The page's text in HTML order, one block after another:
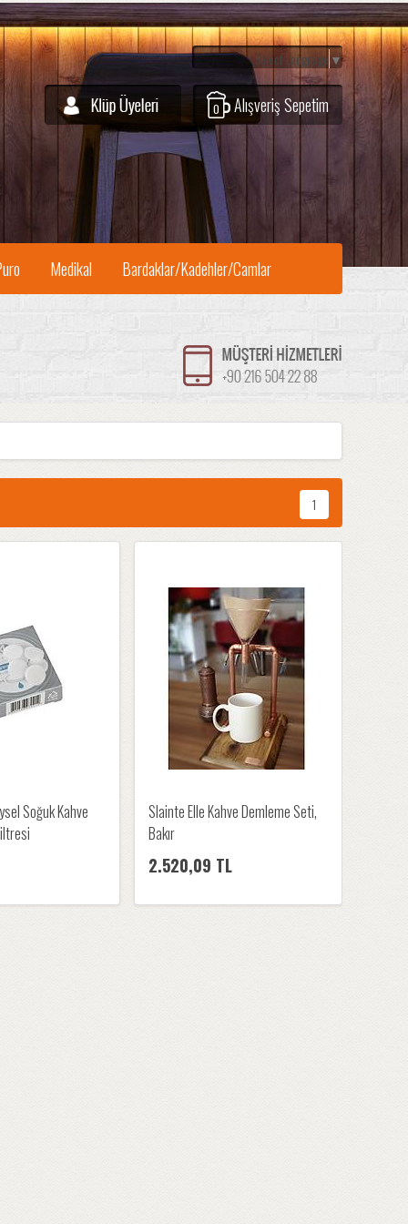
Alışveriş Sepetim
0
Select Language ▼
Medikal Bardaklar/Kadehler/Camlar
1
Soğuk Kahve
Slainte Elle Kahve Demleme Seti,
Bakır
2.520,09 TL